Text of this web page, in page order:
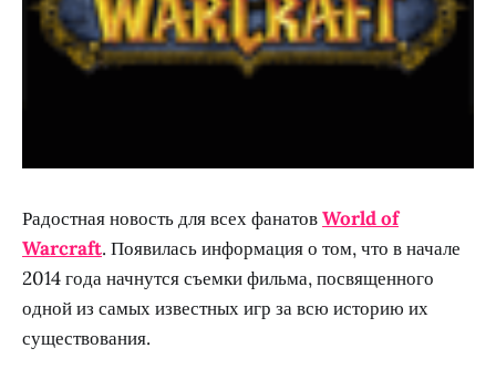
Радостная новость для всех фанатовWorld of
Warcraft. Появилась информация о том, что в начале
2014 года начнутся съемки фильма, посвященного
одной из самых известных игр за всю историю их
существования.